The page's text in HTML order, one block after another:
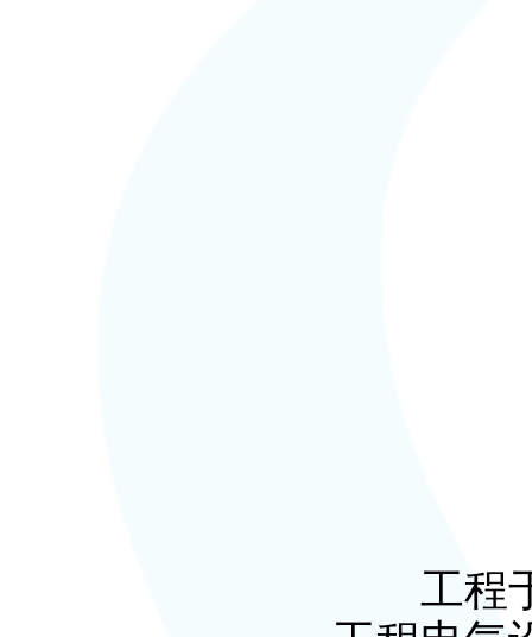
工程于